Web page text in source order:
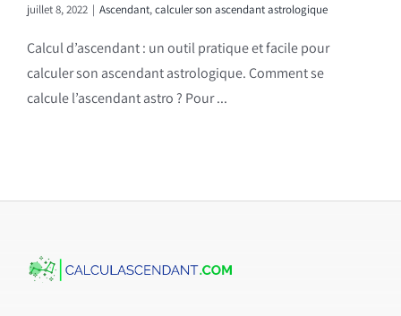
juillet 8, 2022 | Ascendant,calculer son ascendant astrologique
Calcul d’ascendant : un outil pratique et facile pour
calculer son ascendant astrologique. Comment se
calcule l’ascendant astro ? Pour ...